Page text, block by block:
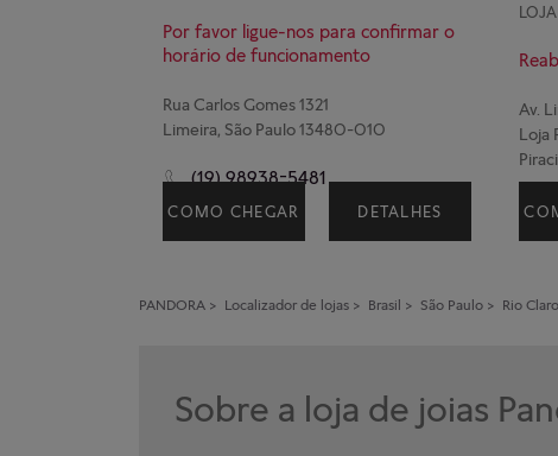
Por favor ligue-nos para confirmar o
horário de funcionamento
Rua Carlos Gomes 1321
Limeira, São Paulo 13480-010
(19) 98938-5481
COMO CHEGAR DETALHES
Av.
Loja
PANDORA > Localizador de lojas > Brasil > São Paulo > Rio Claro
Sobre a loja de joias